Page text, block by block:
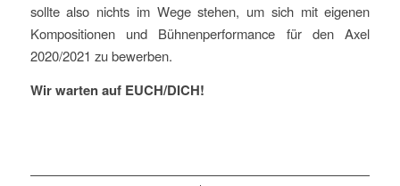
sollte also nichts im Wege stehen, um sich mit eigenen
Kompositionen und Bühnenperformance für den Axel
2020/2021 zu bewerben.
Wir warten auf EUCH/DICH!